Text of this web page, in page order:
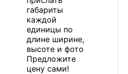
габариты
каждой
единицы по
длине ширине,
высоте и фото
Предложите
цену сами!